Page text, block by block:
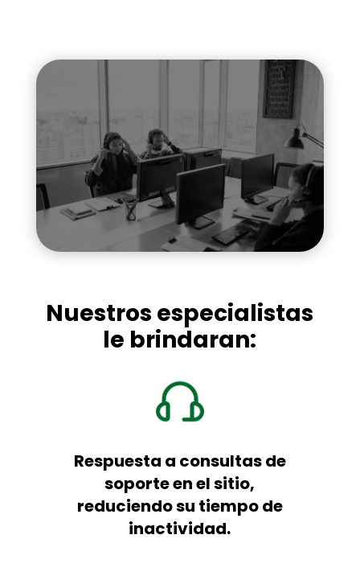
Nuestros especialistas
le brindaran:
Respuesta a consultas de
soporte en el sitio,
reduciendo su tiempo de
inactividad.